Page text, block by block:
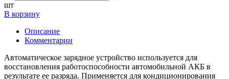
шт
В корзину
Описание
Комментарии
Автоматическое зарядное устройство используется для
восстановления работоспособности автомобильной АКБ в
результате ее разряда. Применяется для кондиционирования